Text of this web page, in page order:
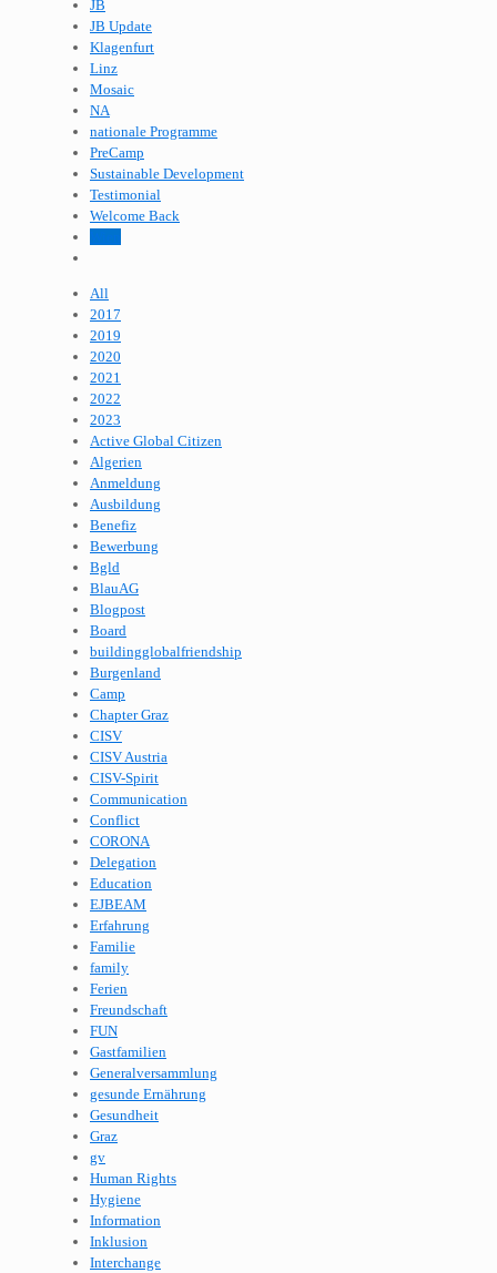
JB
JB Update
Klagenfurt
Linz
Mosaic
NA
nationale Programme
PreCamp
Sustainable Development
Testimonial
Welcome Back
All
2017
2019
2020
2021
2022
2023
Active Global Citizen
Algerien
Anmeldung
Ausbildung
Benefiz
Bewerbung
Bgld
BlauAG
Blogpost
Board
buildingglobalfriendship
Burgenland
Camp
Chapter Graz
CISV
CISV Austria
CISV-Spirit
Communication
Conflict
CORONA
Delegation
Education
EJBEAM
Erfahrung
Familie
family
Ferien
Freundschaft
FUN
Gastfamilien
Generalversammlung
gesunde Ernährung
Gesundheit
Graz
gv
Human Rights
Hygiene
Information
Inklusion
Interchange